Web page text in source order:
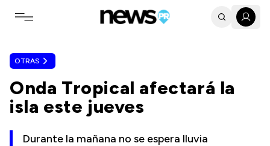
Toggle navigation menu
OTRAS
Onda Tropical afectará la
isla este jueves
Durante la mañana no se espera lluvia